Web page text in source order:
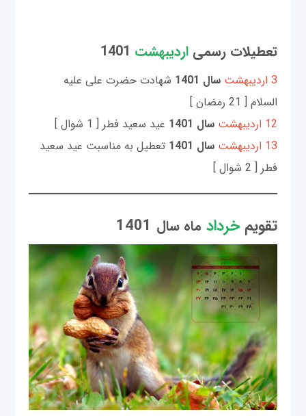
تعطیلات رسمی اردیبهشت
3 اردیبهشت سال 1401
شهادت حضرت علی علیه
السلام [ 21 رمضان ]
12 اردیبهشت
سال 1401
عید سعید فطر [ 1 شوال ]
13 اردیبهشت
سال 1401
تعطیل به مناسبت عید سعید
فطر [ 2 شوال ]
تقویمخرداد ماه سال